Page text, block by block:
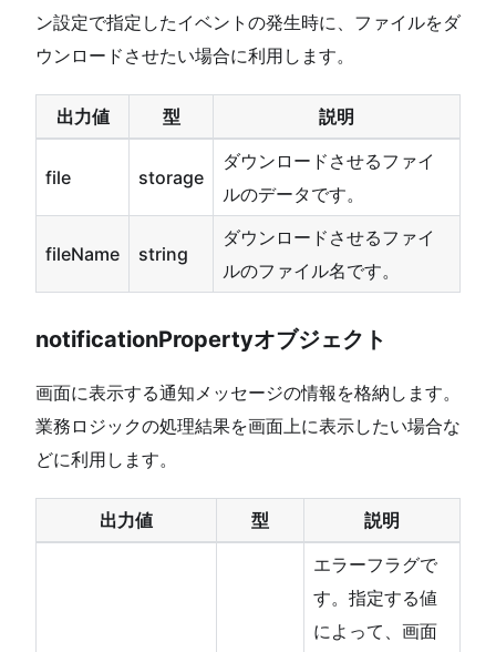
ン設定で指定したイベントの発生時に、ファイルをダ
ウンロードさせたい場合に利用します。
出力値 型 説明
file storage
ダウンロードさせるファイ
ルのデータです。
fileName string
ダウンロードさせるファイ
ルのファイル名です。
notificationPropertyオブジェクト
画面に表示する通知メッセージの情報を格納します。
業務ロジックの処理結果を画面上に表示したい場合な
どに利用します。
出力値 型 説明
エラーフラグで
す。指定する値
によって、画面